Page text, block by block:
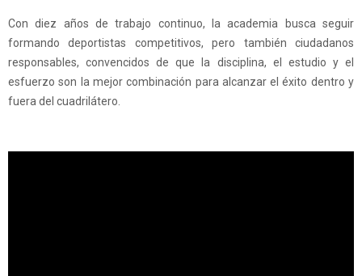
Con diez años de trabajo continuo, la academia busca seguir
formando deportistas competitivos, pero también ciudadanos
responsables, convencidos de que la disciplina, el estudio y el
esfuerzo son la mejor combinación para alcanzar el éxito dentro y
fuera del cuadrilátero.